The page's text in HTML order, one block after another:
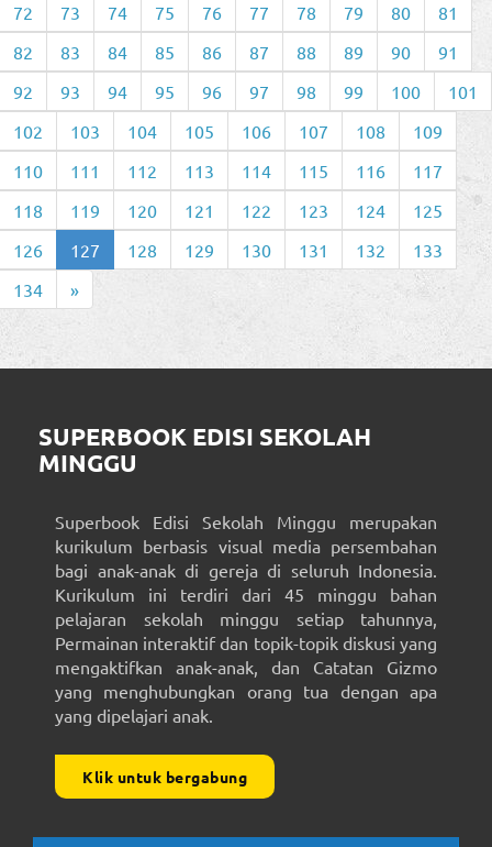
72
73 74 75 76 77 78 79 80
81
82
83 84 85 86 87 88 89 90
91
92
93 94 95 96 97 98 99 100
101
102
103 104 105 106 107 108
109
110
111 112 113 114 115 116
117
118
119 120 121 122 123 124
125
126
127 128 129 130 131 132
133
134
»
SUPERBOOK EDISI SEKOLAH
MINGGU
Superbook Edisi Sekolah Minggu merupakan
kurikulum berbasis visual media persembahan
bagi anak-anak di gereja di seluruh Indonesia.
Kurikulum ini terdiri dari 45 minggu bahan
pelajaran sekolah minggu setiap tahunnya,
Permainan interaktif dan topik-topik diskusi yang
mengaktifkan anak-anak, dan Catatan Gizmo
yang menghubungkan orang tua dengan apa
yang dipelajari anak.
Klik untuk bergabung